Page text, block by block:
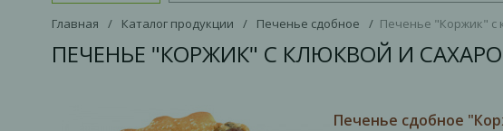
Главная / Каталог продукции / Печенье сдобное / Печенье "Коржик" с
ПЕЧЕНЬЕ "КОРЖИК" С КЛЮКВОЙ И
Печенье сдобное